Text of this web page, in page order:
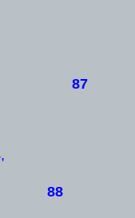
87
,
88